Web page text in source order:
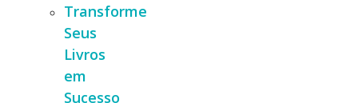
Transforme
Seus
Livros
em
Sucesso